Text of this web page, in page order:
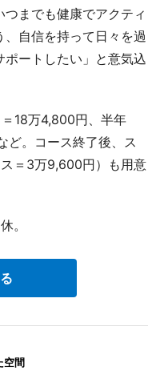
までも健康でアクティ
自信を持って日々を過
ートしたい」と意気込
18万4,800円、半年
ど。コース終了後、ス
＝3万9,600円）も用意
。
空間